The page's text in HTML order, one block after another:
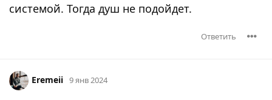
системой. Тогда душ не подойдет.
Ответить
Eremeii 9 янв 2024